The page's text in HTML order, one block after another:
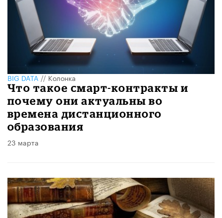
BIG DATA//Колонка
Что такое смарт-контракты и
почему они актуальны во
времена дистанционного
образования
23 марта